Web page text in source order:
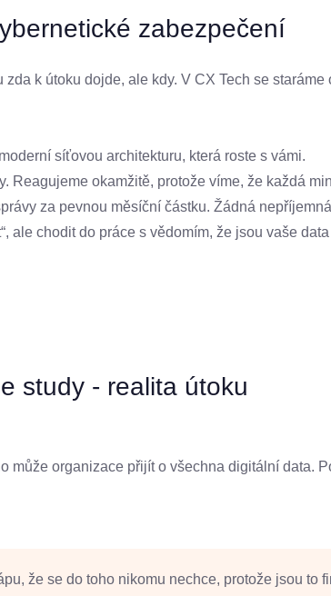
zabezpečení
k útoku dojde, ale kdy. V CX Tech se staráme
síťovou architekturu, která roste s vámi.
Reagujeme okamžitě, protože víme, že každá
za pevnou měsíční částku. Žádná
ale chodit do práce s vědomím, že jsou vaše
study - realita útoku
může organizace přijít o všechna digitální data.
že se do toho nikomu nechce, protože jsou to